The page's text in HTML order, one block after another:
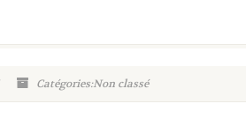
Catégories:Non classé